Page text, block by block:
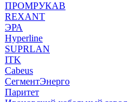
ПРОМРУКАВ
REXANT
ЭРА
Hyperline
SUPRLAN
ITK
Cabeus
СегментЭнерго
Паритет